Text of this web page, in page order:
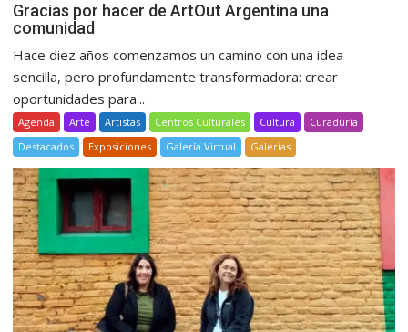
Gracias por hacer de ArtOut Argentina una
comunidad
Hace diez años comenzamos un camino con una idea
sencilla, pero profundamente transformadora: crear
oportunidades para...
Agenda Arte Artistas Centros Culturales Cultura
Curaduría
Destacados
Exposiciones Galería Virtual Galerías